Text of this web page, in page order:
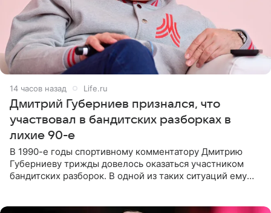
14 часов назад Life.ru
Дмитрий Губерниев признался, что
участвовал в бандитских разборках в
лихие 90-е
В 1990-е годы спортивному комментатору Дмитрию
Губерниеву трижды довелось оказаться участником
бандитских разборок. В одной из таких ситуаций ему